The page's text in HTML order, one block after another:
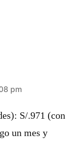
pm
S/.971 (con
un mes y